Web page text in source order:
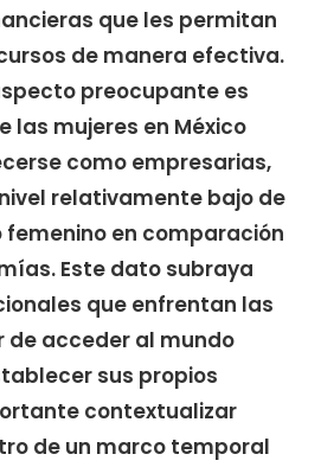
que les permitan
de manera efectiva.
preocupante es
las mujeres en México
como empresarias,
relativamente bajo de
en comparación
Este dato subraya
que enfrentan las
acceder al mundo
sus propios
contextualizar
de un marco temporal